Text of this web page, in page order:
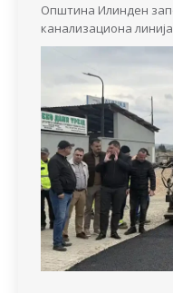
Општина Илинден
канализациона